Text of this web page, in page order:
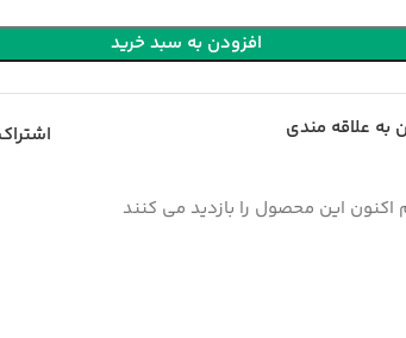
افزودن به سبد خرید
به علاقه مندی
اکنون این محصول را بازدید می کنند